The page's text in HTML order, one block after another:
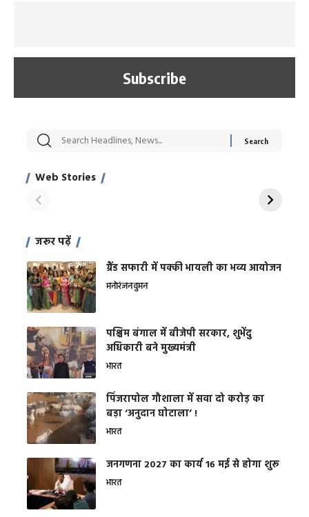
Web Stories
सट्टेबाजी में अरेस्ट हुए
साहिल खान
रोज एक कच्चे लहसुन
जरूर पढ़ें
ग्रैंड सफारी में पक्की भायली का भव्य आयोजन
मनोरंजनवुमन
पश्चिम बंगाल में बीजेपी सरकार, शुभेंदु
अधिकारी बने मुख्यमंत्री
भारत
​पिंजरापोल गौशाला में सवा दो करोड़ का
बड़ा ‘अनुदान घोटाला’ !
भारत
जनगणना 2027 का कार्य 16 मई से होगा शुरू
भारत